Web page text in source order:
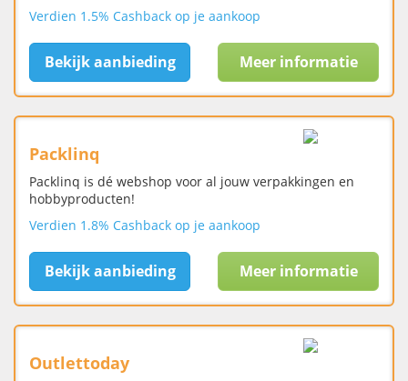
Verdien 1.5% Cashback op je aankoop
Bekijk aanbieding Meer informatie
Packlinq
Packlinq is dé webshop voor al jouw verpakkingen en
hobbyproducten!
Verdien 1.8% Cashback op je aankoop
Bekijk aanbieding Meer informatie
Outlettoday